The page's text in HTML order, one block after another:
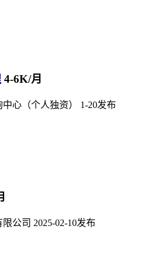
4-6K/月
心（个人独资）
1-20发布
公司 2025-02-10发布